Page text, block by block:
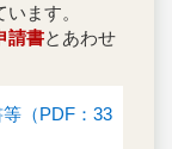
ます。
請書とあわせ
（PDF：33